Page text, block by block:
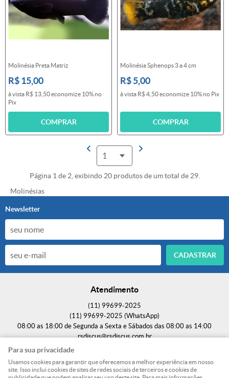
Molinésia Preta Matriz
R$ 15,00
à vista R$ 13,50economize 10% no
Pix
COMPRAR
Molinésia Sphenops 3 a 4 cm
R$ 5,00
à vista R$ 4,50economize 10% no Pix
COMPRAR
Página 1 de 2, exibindo 20 produtos de um total de 29.
Molinésias
Newsletter
CADASTRAR
Atendimento
(11) 99699-2025
(11) 99699-2025 (WhatsApp)
08:00 as 18:00 de Segunda a Sexta e Sábados das 08:00 as 14:00
rsdiscus@rsdiscus.com.br
Endereço
Rodovia Fernão Dias, S/N, (SEM VISITAÇÃO / SEM RETIRADA);-Parque Edu
Para sua privacidade
Usamos cookies para garantir que oferecemos a melhor experiência em nosso
site. Isso inclui cookies de sites de redes sociais de terceiros e cookies de